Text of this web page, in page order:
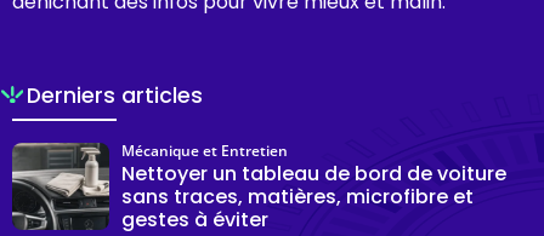
Derniers articles
Nettoyer un tableau de bord de voiture
sans traces, matières, microfibre et
gestes à éviter
Mécanique et Entretien